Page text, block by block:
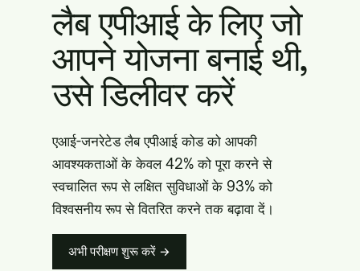
लैब एपीआई के लिए जो
आपने योजना बनाई थी,
उसे डिलीवर करें
एआई-जनरेटेड लैब एपीआई कोड को आपकी
आवश्यकताओं के केवल 42% को पूरा करने से
स्वचालित रूप से लक्षित सुविधाओं के 93% को
विश्वसनीय रूप से वितरित करने तक बढ़ावा दें।
अभी परीक्षण शुरू करें →